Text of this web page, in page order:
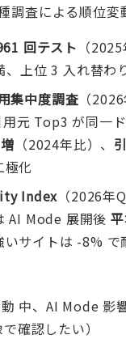
調査による順位変
回テスト （
、上位 3 入れ替わ
集中度調査（
元 Top3 が同一
（2024年比）、
極化
Index （2026
AI Mode 展開後
いサイトは -8% で
中、AI Mode 影
確認したい）